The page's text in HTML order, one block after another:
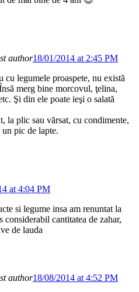
author18/01/2014 at 2:45 PM
cu legumele proaspete, nu există
merg bine morcovul, ţelina,
Şi din ele poate ieşi o salată
la plic sau vărsat, cu condimente,
pic de lapte.
at 4:04 PM
si legume insa am renuntat la
considerabil cantitatea de zahar,
de lauda
author18/08/2014 at 4:52 PM